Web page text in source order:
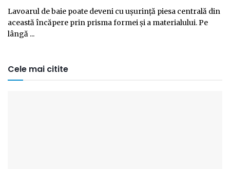
Lavoarul de baie poate deveni cu ușurință piesa centrală din
această încăpere prin prisma formei și a materialului. Pe
lângă ...
Cele mai citite